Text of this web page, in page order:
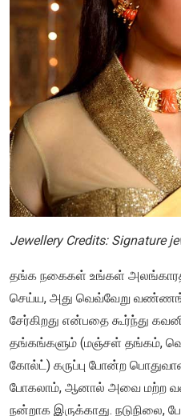
Jewellery Credits: Signature
தங்க நகைகள் உங்கள்
செய்ய, அது வெவ்வேறு
சேர்கிறது என்பதை கூர்ந்து
தங்கங்களும் (மஞ்சள் தங்கம்,
கோல்ட்) கருப்பு போன்ற
போகலாம், ஆனால் அவை மற்ற
நன்றாக இருக்காது. நடுநிலை,